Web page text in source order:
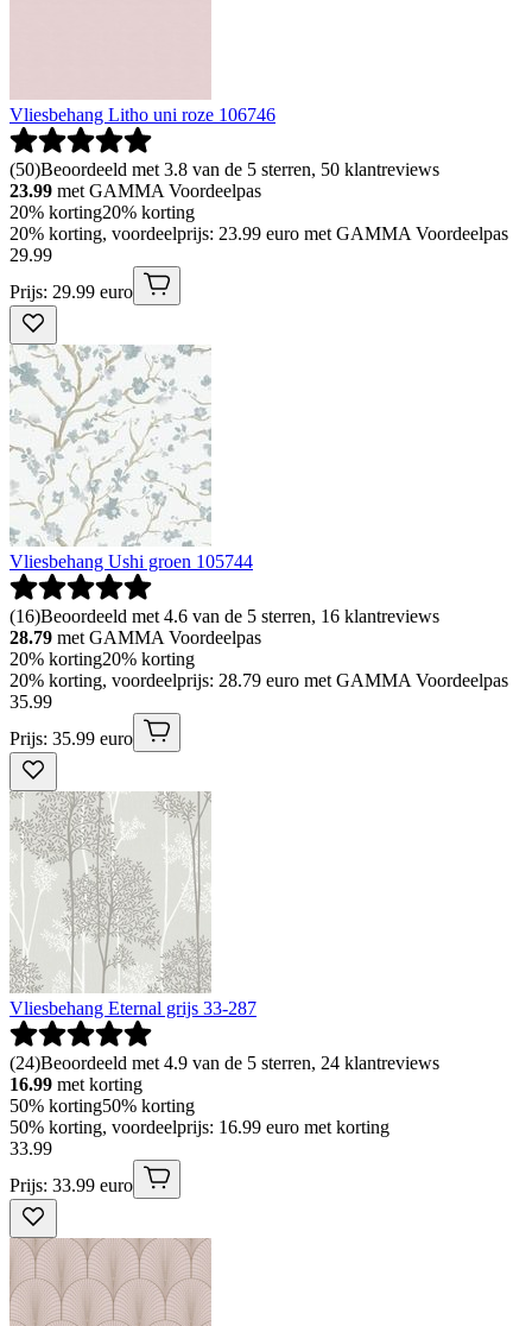
Vliesbehang Litho uni roze 106746
(50)Beoordeeld met 3.8 van de 5 sterren, 50 klantreviews
23.99 met GAMMA Voordeelpas
20% korting20% korting
20% korting, voordeelprijs: 23.99 euro met GAMMA Voordeelpas
29.99
Prijs: 29.99 euro
Vliesbehang Ushi groen 105744
(16)Beoordeeld met 4.6 van de 5 sterren, 16 klantreviews
28.79 met GAMMA Voordeelpas
20% korting20% korting
20% korting, voordeelprijs: 28.79 euro met GAMMA Voordeelpas
35.99
Prijs: 35.99 euro
Vliesbehang Eternal grijs 33-287
(24)Beoordeeld met 4.9 van de 5 sterren, 24 klantreviews
16.99 met korting
50% korting50% korting
50% korting, voordeelprijs: 16.99 euro met korting
33.99
Prijs: 33.99 euro